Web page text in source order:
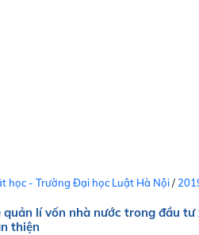
học - Trường Đại học Luật Hà Nội/
lí vốn nhà nước trong đầu tư
thiện